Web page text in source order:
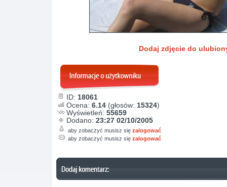
Dodaj zdjęcie do
ID: 18061
Ocena: 6.14 (głosów: 15324)
Wyświetleń: 55659
Dodano: 23:27 02/10/2005
aby zobaczyć musisz się zalogować
aby zobaczyć musisz się zalogować